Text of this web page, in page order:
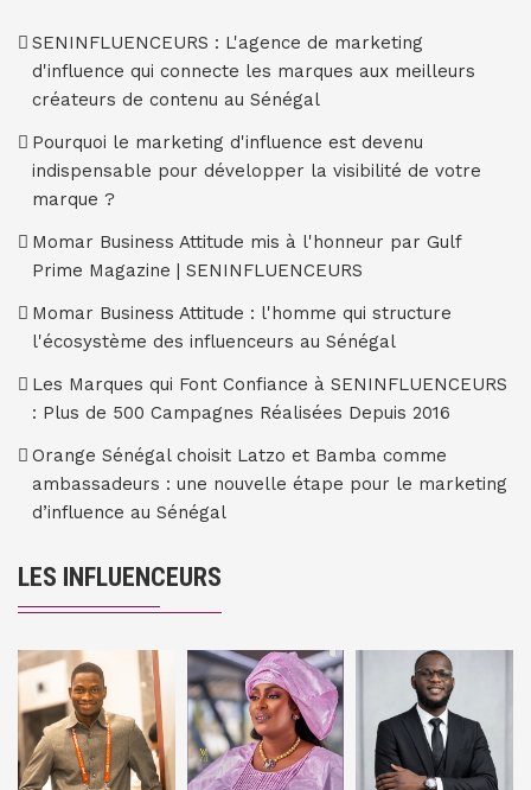
SENINFLUENCEURS : L'agence de marketing
d'influence qui connecte les marques aux meilleurs
créateurs de contenu au Sénégal
Pourquoi le marketing d'influence est devenu
indispensable pour développer la visibilité de votre
marque ?
Momar Business Attitude mis à l'honneur par Gulf
Prime Magazine | SENINFLUENCEURS
Momar Business Attitude : l'homme qui structure
l'écosystème des influenceurs au Sénégal
Les Marques qui Font Confiance à SENINFLUENCEURS
: Plus de 500 Campagnes Réalisées Depuis 2016
Orange Sénégal choisit Latzo et Bamba comme
ambassadeurs : une nouvelle étape pour le marketing
d’influence au Sénégal
LES INFLUENCEURS